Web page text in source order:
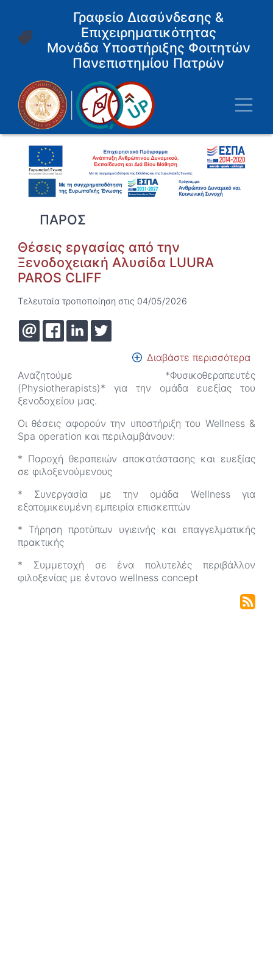
κυρίως
Γραφείο Διασύνδεσης &
Επιχειρηματικότητας
Μονάδα Υποστήριξης Φοιτητών
Πανεπιστημίου Πατρών
ΠΑΡΟΣ
Θέσεις εργασίας από την
Ξενοδοχειακή Αλυσίδα LUURA
PAROS CLIFF
Τελευταία τροποποίηση στις 04/05/2026
Διαβάστε περισσότερα
την
Αναζητούμε *Φυσικοθεραπευτές
(Physiotherapists)* για την ομάδα ευεξίας του
ξενοδοχείου μας.
Οι θέσεις αφορούν την υποστήριξη του Wellness &
Spa operation και περιλαμβάνουν:
* Παροχή θεραπειών αποκατάστασης και ευεξίας
σε φιλοξενούμενους
* Συνεργασία με την ομάδα Wellness για
εξατομικευμένη εμπειρία επισκεπτών
* Τήρηση προτύπων υγιεινής και επαγγελματικής
πρακτικής
* Συμμετοχή σε ένα πολυτελές περιβάλλον
φιλοξενίας με έντονο wellness concept